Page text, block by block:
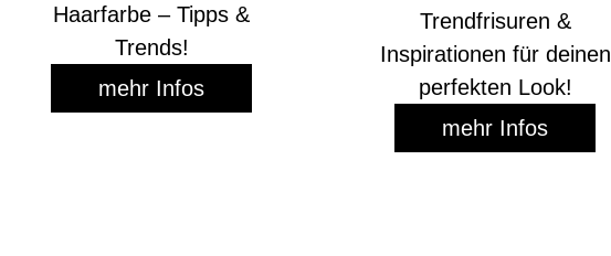
Haarfarbe – Tipps &
Trends!
mehr Infos
Trendfrisuren &
Inspirationen für deinen
perfekten Look!
mehr Infos